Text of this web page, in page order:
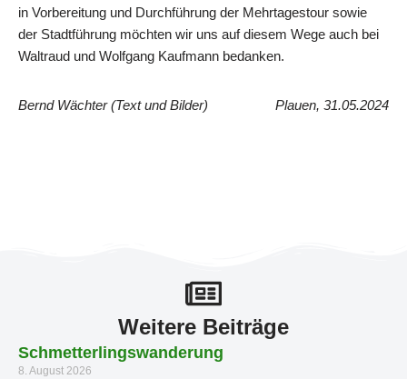
in Vorbereitung und Durchführung der Mehrtagestour sowie
der Stadtführung möchten wir uns auf diesem Wege auch bei
Waltraud und Wolfgang Kaufmann bedanken.
Bernd Wächter (Text und Bilder) Plauen, 31.05.2024
Weitere Beiträge
Schmetterlingswanderung
8. August 2026